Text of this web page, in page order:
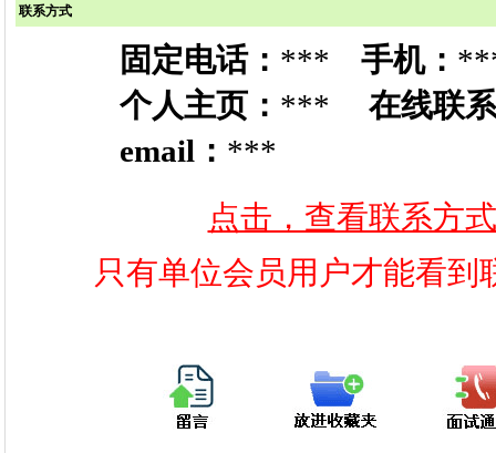
联系方式
固定电话： *** 手机：
个人主页： *** 在线联
email： ***
点击，查看联系方
只有单位会员用户才能看到